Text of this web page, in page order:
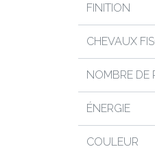
FINITION
CHEVAUX
NOMBRE DE
ÉNERGIE
COULEUR